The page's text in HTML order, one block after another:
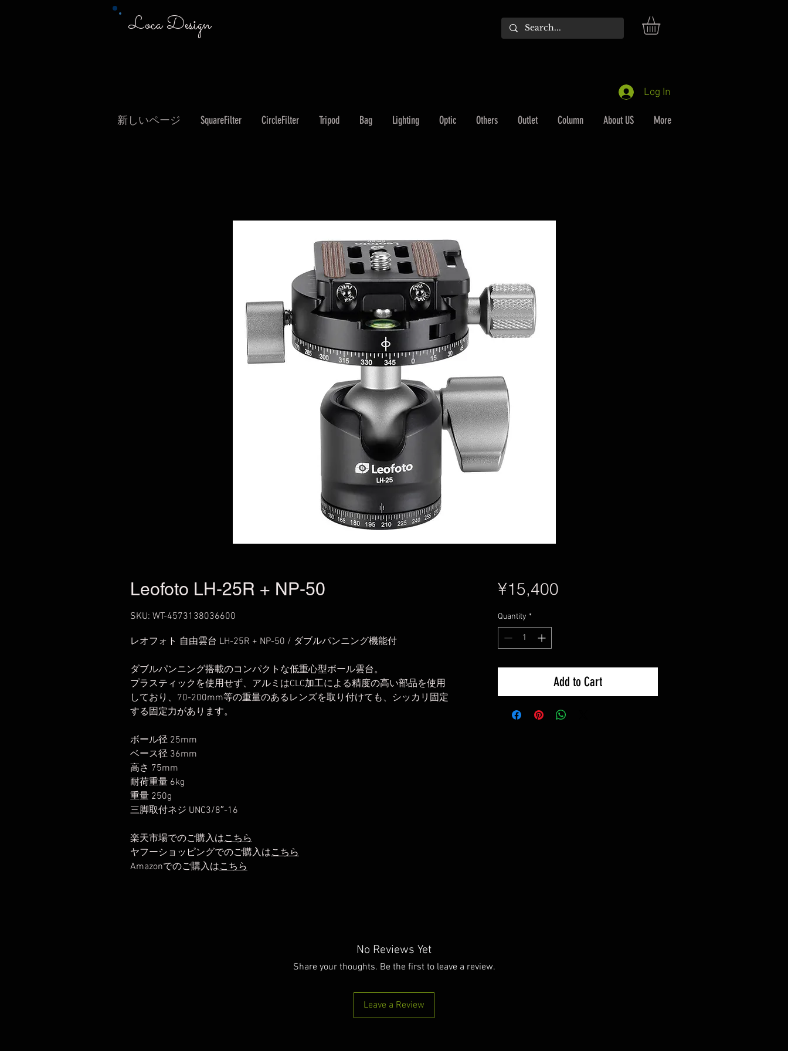
Loca Design
Log In
新しいページ SquareFilter CircleFilter Tripod Bag Lighting Optic Others Outlet Column About US More
Leofoto LH-25R + NP-50
SKU: WT-4573138036600
レオフォト 自由雲台 LH-25R + NP-50 / ダブルパンニング機能付
ダブルパンニング搭載のコンパクトな低重心型ボール雲台。
プラスティックを使用せず、アルミはCLC加工による精度の高い部品を使用
しており、70-200mm等の重量のあるレンズを取り付けても、シッカリ固定
する固定力があります。
ボール径 25mm
ベース径 36mm
高さ 75mm
耐荷重量 6kg
重量 250g
三脚取付ネジ UNC3/8″-16
楽天市場でのご購入はこちら
ヤフーショッピングでのご購入はこちら
Amazonでのご購入はこちら
¥15,400Price
Quantity *
Add to Cart
No Reviews Yet
Share your thoughts. Be the first to leave a review.
Leave a Review